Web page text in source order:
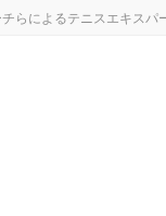
らによるテニスエキスパ